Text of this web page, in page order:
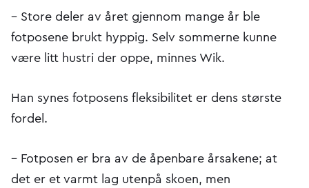
– Store deler av året gjennom mange år ble
fotposene brukt hyppig. Selv sommerne kunne
være litt hustri der oppe, minnes Wik.
Han synes fotposens fleksibilitet er dens største
fordel.
– Fotposen er bra av de åpenbare årsakene; at
det er et varmt lag utenpå skoen, men